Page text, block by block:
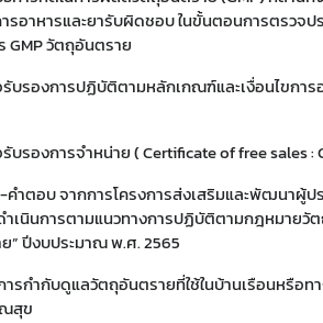
รอาหารและยารับผิดชอบ ในขั้นตอนการตรวจป
GMP วัตถุอันตราย
บรองการปฏิบัติตามหลักเกณฑ์และเงื่อนไขกา
บรองการจำหน่าย ( Certificate of free sales :
คำตอบ จากการโครงการส่งเสริมและพัฒนาผู้ป
ำเนินการตามแนวทางการปฏิบัติตามกฎหมายวั
” ปีงบประมาณ พ.ศ. 2565
ารกำกับดูแลวัตถุอันตรายที่ใช้ในบ้านเรือนหรือท
สุข
Subscribe
กหัวข้อที่ท่านต้องการ Subscribe
ผู้ประกอบการณ์ พรบ